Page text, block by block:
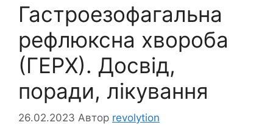
Гастроезофагальна
рефлюксна хвороба
(ГЕРХ). Досвід,
поради, лікування
26.02.2023 Автор revolytion